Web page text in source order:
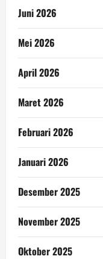
Juni 2026
Mei 2026
April 2026
Maret 2026
Februari 2026
Januari 2026
Desember 2025
November 2025
Oktober 2025